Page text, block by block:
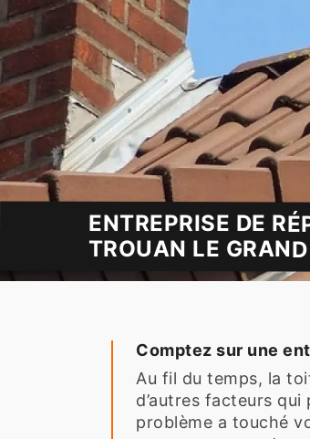
ENTREPRISE DE
TROUAN LE
Comptez sur une
Au fil du temps, la
d’autres facteurs
problème a touché